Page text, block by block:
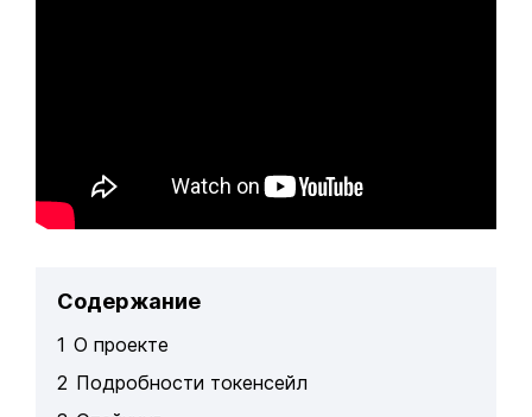
Содержание
1 О проекте
2 Подробности токенсейл